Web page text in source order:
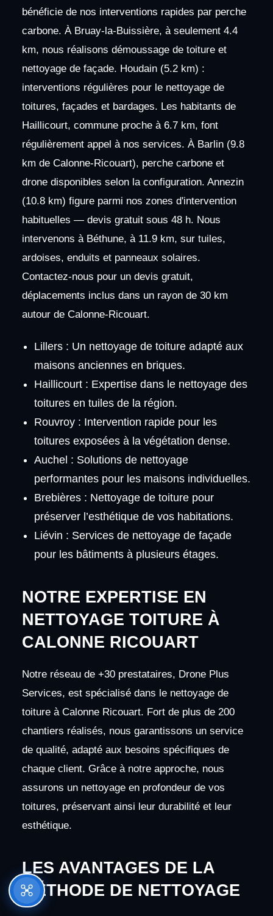
bénéficie de nos interventions rapides par perche
carbone. À Bruay-la-Buissière, à seulement 4.4
km, nous réalisons démoussage de toiture et
nettoyage de façade. Houdain (5.2 km) :
interventions régulières pour le nettoyage de
toitures, façades et bardages. Les habitants de
Haillicourt, commune proche à 6.7 km, font
régulièrement appel à nos services. À Barlin (9.8
km de Calonne-Ricouart), perche carbone et
drone disponibles selon la configuration. Annezin
(10.8 km) figure parmi nos zones d'intervention
habituelles — devis gratuit sous 48 h. Nous
intervenons à Béthune, à 11.9 km, sur tuiles,
ardoises, enduits et panneaux solaires.
Contactez-nous pour un devis gratuit,
déplacements inclus dans un rayon de 30 km
autour de Calonne-Ricouart.
Lillers : Un nettoyage de toiture adapté aux
maisons anciennes en briques.
Haillicourt : Expertise dans le nettoyage des
toitures en tuiles de la région.
Rouvroy : Intervention rapide pour les
toitures exposées à la végétation dense.
Auchel : Solutions de nettoyage
performantes pour les maisons individuelles.
Brebières : Nettoyage de toiture pour
préserver l’esthétique de vos habitations.
Liévin : Services de nettoyage de façade
pour les bâtiments à plusieurs étages.
NOTRE EXPERTISE EN
NETTOYAGE TOITURE À
CALONNE RICOUART
Notre réseau de +30 prestataires, Drone Plus
Services, est spécialisé dans le nettoyage de
toiture à Calonne Ricouart. Fort de plus de 200
chantiers réalisés, nous garantissons un service
de qualité, adapté aux besoins spécifiques de
chaque client. Grâce à notre approche, nous
assurons un nettoyage en profondeur de vos
toitures, préservant ainsi leur durabilité et leur
esthétique.
LES AVANTAGES DE LA
MÉTHODE DE NETTOYAGE